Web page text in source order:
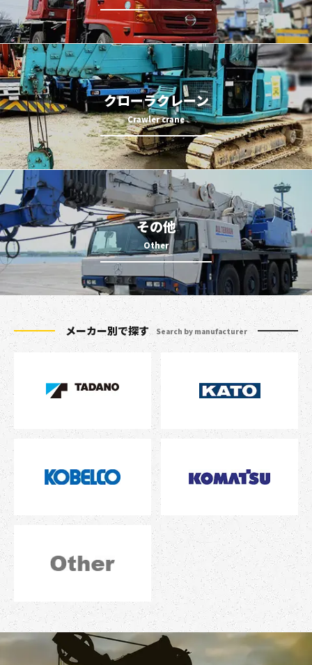
クローラクレーン
その他
メーカー別で探す Search by manufacturer